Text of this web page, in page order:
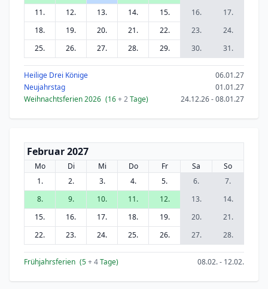
11.
12. 13. 14. 15. 16.
17.
18.
19. 20. 21. 22. 23.
24.
25.
26. 27. 28. 29. 30. 31.
Heilige Drei Könige
06.01.27
Neujahrstag
01.01.27
Weihnachtsferien 2026 (16+ 2Tage) 24.12.26 - 08.01.27
Februar 2027
Mo Di Mi Do Fr Sa
So
1.
2. 3. 4. 5. 6.
7.
8.
9. 10. 11. 12. 13.
14.
15.
16. 17. 18. 19. 20.
21.
22.
23. 24. 25. 26. 27. 28.
Frühjahrsferien (5+ 4Tage) 08.02. - 12.02.